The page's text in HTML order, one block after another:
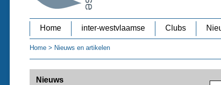
Home inter-westvlaamse Clubs
Home > Nieuws en artikelen
Nieuws